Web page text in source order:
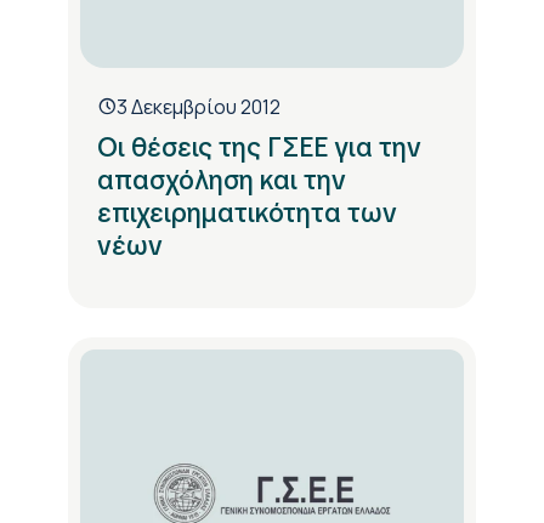
3 Δεκεμβρίου 2012
Οι θέσεις της ΓΣΕΕ για την
απασχόληση και την
επιχειρηματικότητα των
νέων